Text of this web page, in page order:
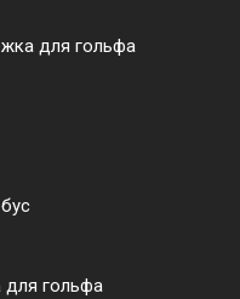
для гольфа
для гольфа